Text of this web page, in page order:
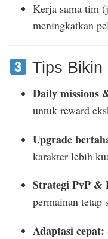
Kerja sama tim
meningkatkan
Tips Bikin
Daily missions
untuk reward
Upgrade
karakter lebih
Strategi PvP &
permainan tetap
Adaptasi cepat: